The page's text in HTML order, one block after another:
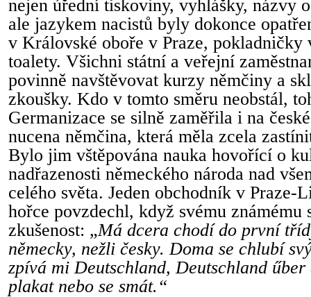
nejen úřední tiskoviny, vyhlášky, názvy
ale jazykem nacistů byly dokonce
v Královské oboře v Praze, pokladničky
toalety. Všichni státní a veřejní
povinně navštěvovat kurzy němčiny a
zkoušky. Kdo v tomto směru neobstál,
Germanizace se silně zaměřila i na
nucena němčina, která měla zcela
Bylo jim vštěpována nauka hovořící o
nadřazenosti německého národa nad
celého světa. Jeden obchodník v Praze-
hořce povzdechl, když svému známému
zkušenost: „Má dcera chodí do první
německy, nežli česky. Doma se chlubí
zpívá mi Deutschland, Deutschland
plakat nebo se smát.“